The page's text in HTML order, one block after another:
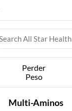
Perder
Peso
Multi-Aminos